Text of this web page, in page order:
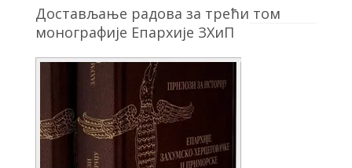
Достављање радова за трећи том
монографије Епархије ЗХиП